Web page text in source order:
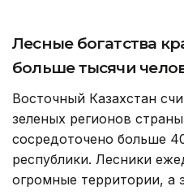
Лесные богатства
больше тысячи
Восточный Казахстан
зеленых регионов
сосредоточено больше
республики. Лесники
огромные территории, а